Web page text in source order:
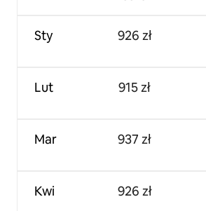
Sty
Lut
Mar
Kwi
926 zł
915 zł
937 zł
926 zł